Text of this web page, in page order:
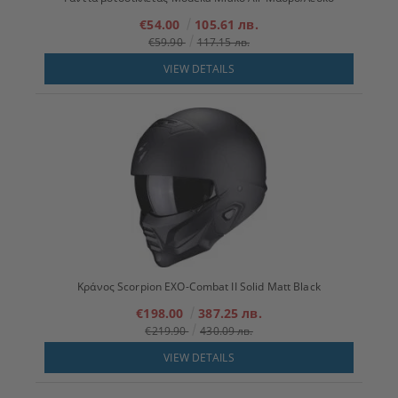
€54.00 105.61 лв.
€59.90
117.15 лв.
VIEW DETAILS
Κράνος Scorpion EXO-Combat II Solid Matt Black
€198.00 387.25 лв.
€219.90
430.09 лв.
VIEW DETAILS